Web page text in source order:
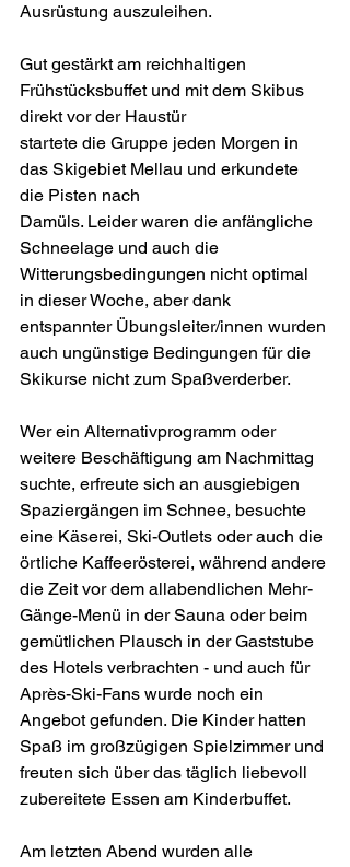
Ausrüstung auszuleihen.
Gut gestärkt am reichhaltigen
Frühstücksbuffet und mit dem Skibus
direkt vor der Haustür
startete die Gruppe jeden Morgen in
das Skigebiet Mellau und erkundete
die Pisten nach
Damüls. Leider waren die anfängliche
Schneelage und auch die
Witterungsbedingungen nicht optimal
in dieser Woche, aber dank
entspannter Übungsleiter/innen wurden
auch ungünstige Bedingungen für die
Skikurse nicht zum Spaßverderber.
Wer ein Alternativprogramm oder
weitere Beschäftigung am Nachmittag
suchte, erfreute sich an ausgiebigen
Spaziergängen im Schnee, besuchte
eine Käserei, Ski-Outlets oder auch die
örtliche Kaffeerösterei, während andere
die Zeit vor dem allabendlichen Mehr-
Gänge-Menü in der Sauna oder beim
gemütlichen Plausch in der Gaststube
des Hotels verbrachten - und auch für
Après-Ski-Fans wurde noch ein
Angebot gefunden. Die Kinder hatten
Spaß im großzügigen Spielzimmer und
freuten sich über das täglich liebevoll
zubereitete Essen am Kinderbuffet.
Am letzten Abend wurden alle